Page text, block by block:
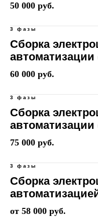
50 000 руб.
3 фазы
Сборка
автоматизации
60 000 руб.
3 фазы
Сборка
автоматизации
75 000 руб.
3 фазы
Сборка
от 58 000 руб.